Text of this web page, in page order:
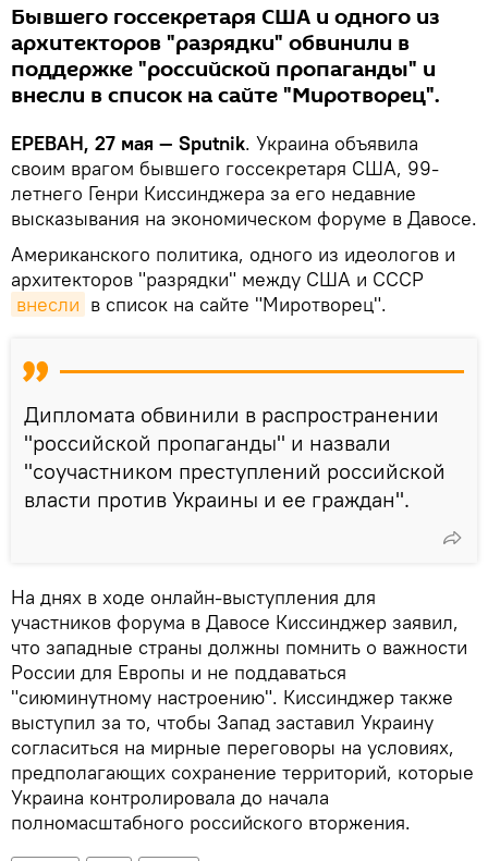
Бывшего госсекретаря США и одного из
архитекторов "разрядки" обвинили в
поддержке "российской пропаганды" и
внесли в список на сайте "Миротворец".
ЕРЕВАН, 27 мая — Sputnik. Украина объявила
своим врагом бывшего госсекретаря США, 99-
летнего Генри Киссинджера за его недавние
высказывания на экономическом форуме в Давосе.
Американского политика, одного из идеологов и
архитекторов "разрядки" между США и СССР
внесли в список на сайте "Миротворец".
Дипломата обвинили в распространении
"российской пропаганды" и назвали
"соучастником преступлений российской
власти против Украины и ее граждан".
На днях в ходе онлайн-выступления для
участников форума в Давосе Киссинджер заявил,
что западные страны должны помнить о важности
России для Европы и не поддаваться
"сиюминутному настроению". Киссинджер также
выступил за то, чтобы Запад заставил Украину
согласиться на мирные переговоры на условиях,
предполагающих сохранение территорий, которые
Украина контролировала до начала
полномасштабного российского вторжения.